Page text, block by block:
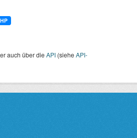
auch über dieAPI (sieheAPI-